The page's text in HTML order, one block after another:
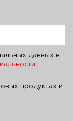
данных в
продуктах и